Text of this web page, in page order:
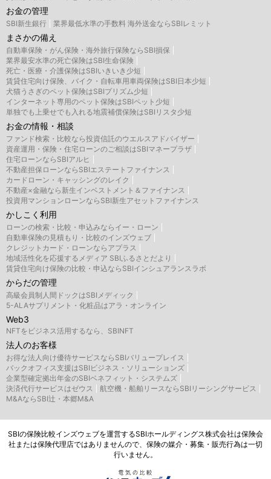
お金の管理
SBI新生銀行 業界最低水準の手数料 海外送金ならSBIレミット
まさかの備え
自動車保険・がん保険・海外旅行保険ならSBI損保
業界最安水準の死亡保険はSBI生命保険
死亡・医療・介護保険はSBIいきいき少短
賃貸住宅向け保険、バイク・自転車用車両保険はSBI日本少短
犬猫うさぎのペット保険はSBIプリズム少短
インターネット専用のペット保険はSBIペット少短
単独でも上乗せでも入れる地震補償保険はSBIリスタ少短
お金の情報・相談
ファンド検索・比較なら投資信託のウエルスアドバイザー
資産運用・保険・住宅ローンのご相談はSBIマネープラザ
住宅ローンならSBIアルヒ
不動産担保ローンならSBIエステートファイナンス
カードローン・キャッシングのレイク
不動産×金融なら新生インベストメント＆ファイナンス
投資用マンションローンならSBI新生アセットファイナンス
かしこく利用
ローンの検索・比較・申込みならイー・ローン
自動車保険の見積もり・比較のインズウェブ
クレジットカード・ローンならアプラス
地域活性化を応援するメディア SBIふるさとだより
賃貸住宅向け保険の比較・申込ならSBIインシュアランスラボ
からだの管理
高級会員制人間ドックはSBIメディック
5-ALAサプリメント・化粧品はアラ・オンライン
Web3
NFTをビジネス活用するなら、SBINFT
法人のお客様
お得な法人向け優待サービスならSBIバリュープレイス
バックオフィス支援はSBIビジネス・ソリューションズ
企業型確定拠出年金のSBIベネフィット・システムズ
決済代行サービスはゼウス
航空機・船舶リースならSBIリーシングサービス
M&AならSBI辻・本郷M&A
SBIの保険比較インズウェブを運営するSBIホールディングス株式会社は保険会
社または保険代理店ではありませんので、保険の媒介・募集・販売行為は一切
行いません。